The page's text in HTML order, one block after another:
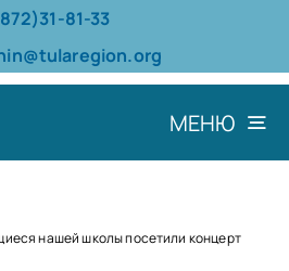
81-33
МЕНЮ
нашей школы посетили концерт